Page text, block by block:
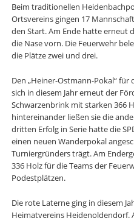
Beim traditionellen
Ortsvereins gingen 17
den Start. Am Ende hatte erneut
die Nase vorn. Die Feuerwehr
die Plätze zwei und drei.
Den „Heiner-Ostmann-Pokal“
sich in diesem Jahr erneut der
Schwarzenbrink mit starken 366
hintereinander ließen sie die
dritten Erfolg in Serie hatte die
einen neuen Wanderpokal
Turniergründers trägt. Am
336 Holz für die Teams der
Podestplätzen.
Die rote Laterne ging in diesem
Heimatvereins Heidenoldendorf.